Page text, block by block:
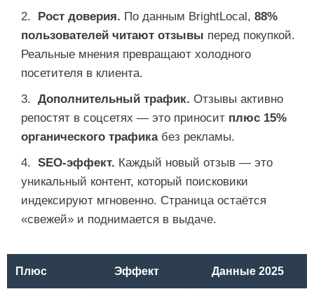
Рост доверия. По данным BrightLocal, 88%
пользователей читают отзывы перед покупкой.
Реальные мнения превращают холодного
посетителя в клиента.
Дополнительный трафик. Отзывы активно
репостят в соцсетях — это приносит плюс 15%
органического трафикабез рекламы.
SEO-эффект. Каждый новый отзыв — это
уникальный контент, который поисковики
индексируют мгновенно. Страница остаётся
«свежей» и поднимается в выдаче.
Плюс Эффект Данные 2025